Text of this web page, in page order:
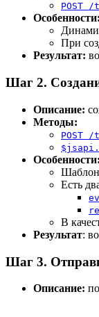
POST
Особенности:
При
Результат:
Шаг 2.
Описание:
Методы:
POST
Особенности:
Шаблон
Есть
В
Результат:
Шаг 3.
Описание: